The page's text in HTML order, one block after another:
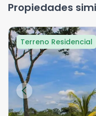
Propiedades
Terreno Residencial